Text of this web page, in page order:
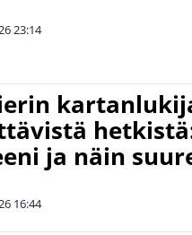
23:14
ja näin
16:44